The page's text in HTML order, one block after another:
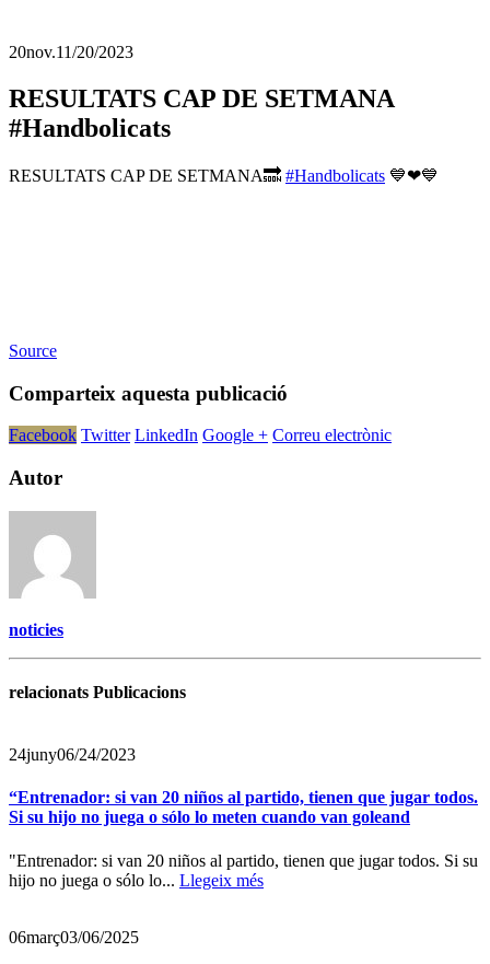
20nov.11/20/2023
RESULTATS CAP DE SETMANA
#Handbolicats
RESULTATS CAP DE SETMANA🔜 #Handbolicats 💙❤💙
Source
Comparteix aquesta publicació
Facebook Twitter LinkedIn Google + Correu electrònic
Autor
noticies
relacionats Publicacions
24juny06/24/2023
“Entrenador: si van 20 niños al partido, tienen que jugar todos.
Si su hijo no juega o sólo lo meten cuando van goleand
"Entrenador: si van 20 niños al partido, tienen que jugar todos. Si su
hijo no juega o sólo lo... Llegeix més
06març03/06/2025